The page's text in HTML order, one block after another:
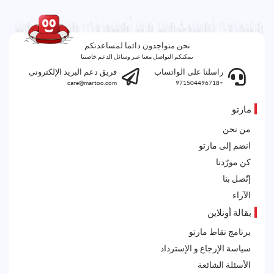
نحن متواجدون دائما لمساعدتكم
يمكنكم التواصل معنا عبر وسائل الدعم خاصتنا
راسلنا على الواتساب
+971504496718
فريق دعم البريد الإلكتروني
care@martoo.com
مارتو
من نحن
انضم إلى مارتو
كن مورّدنا
إتّصل بنا
الآراء
بقالة أونلاين
برنامج نقاط مارتو
سياسة الإرجاع و الإسترداد
الأسئلة الشائعة